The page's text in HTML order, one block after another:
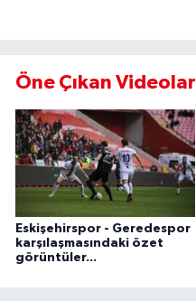
Öne Çıkan Videolar
Eskişehirspor - Geredespor
karşılaşmasındaki özet
görüntüler...